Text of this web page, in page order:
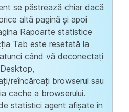
se păstrează chiar dacă
altă pagină și apoi
Rapoarte statistice
Tab este resetată la
când vă deconectați
reîncărcați browserul sau
cache a browserului.
statistici agent afișate în